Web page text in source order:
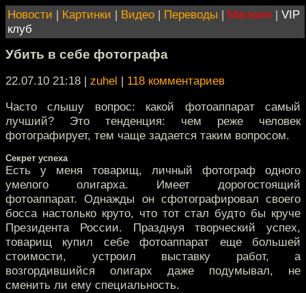
Новости | Картинки | Видео | Переводы | Магазин | VIP
клуб
Убить в себе фотографа
22.07.10 21:18 | zuhel | 118 комментариев
Часто слышу вопрос: какой фотоаппарат самый
лучший? Это тенденция: чем реже человек
фотографирует, тем чаще задается таким вопросом.
Секрет успеха
Есть у меня товарищ, личный фотограф одного
умелого олигарха. Имеет дорогостоящий
фотоаппарат. Однажды он сфотографировал своего
босса настолько круто, что тот стал будто бы круче
Президента России. Празднуя творческий успех,
товарищ купил себе фотоаппарат еще большей
стоимости, устроил выставку работ, а
возгордившийся олигарх даже подумывал, не
сменить ли ему специальность.